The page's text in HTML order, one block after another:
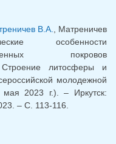
В.А.
, Матреничев
особенности
покровов
литосферы и
молодежной
мая 2023 г.). – Иркутск:
– С. 113-116.